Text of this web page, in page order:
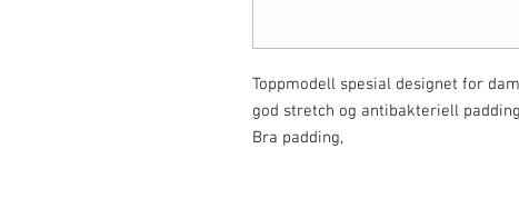
Toppmodell spesial designet for
god stretch og antibakteriell
Bra padding,